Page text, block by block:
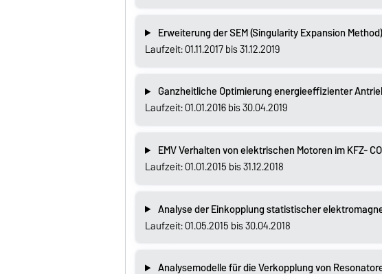
Erweiterung der SEM (Singularity Expansion
Laufzeit: 01.11.2017 bis 31.12.2019
Ganzheitliche Optimierung energieeffizienter
Laufzeit: 01.01.2016 bis 30.04.2019
EMV Verhalten von elektrischen Motoren im KFZ-
Laufzeit: 01.01.2015 bis 31.12.2018
Analyse der Einkopplung statistischer
Laufzeit: 01.05.2015 bis 30.04.2018
Analysemodelle für die Verkopplung von